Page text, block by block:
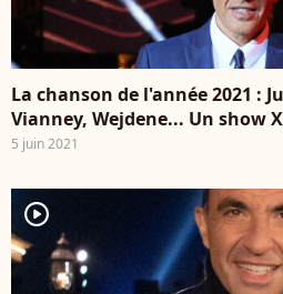
La chanson de l'année 2021 :
Vianney, Wejdene... Un show
5 juin 2021
player2